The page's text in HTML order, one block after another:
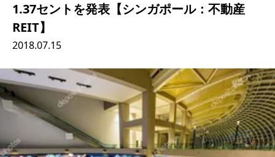
1.37セントを発表【シンガポール：不動産
REIT】
2018.07.15